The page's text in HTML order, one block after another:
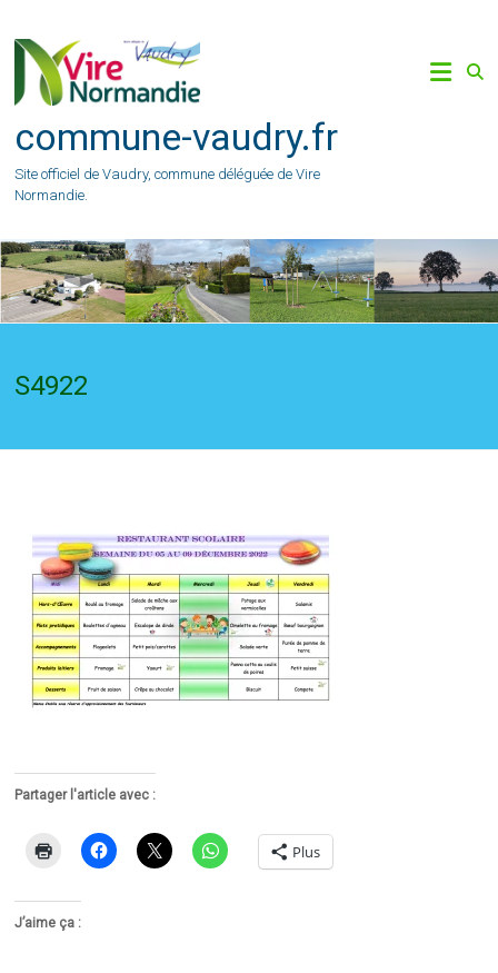
content
commune-vaudry.fr
Site officiel de Vaudry, commune déléguée de Vire
Normandie.
S4922
Partager l'article avec :
Plus
J’aime ça :